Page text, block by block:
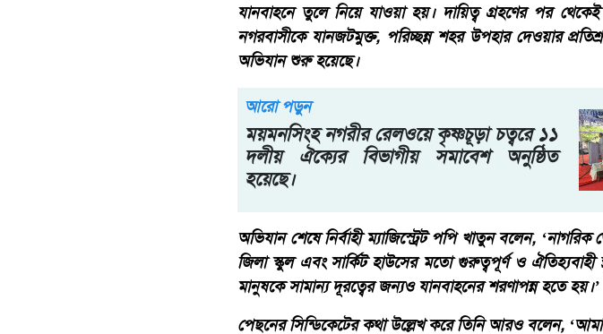
যানবাহনে তুলে নিয়ে যাওয়া হয়। দায়িত্ব গ্রহণের পর
নগরবাসীকে যানজটমুক্ত, পরিচ্ছন্ন শহর উপহার দেওয়ার
অভিযান শুরু হয়েছে।
আরো পড়ুন
ময়মনসিংহ নগরীর রেলওয়ে কৃষ্ণচূড়া চত্বরে ১১
দলীয় ঐক্যের বিভাগীয় সমাবেশ অনুষ্ঠিত
হয়েছে।
অভিযান শেষে নির্বাহী ম্যাজিস্ট্রেট পপি খাতুন বলেন,
জিলা স্কুল এবং সার্কিট হাউসের মতো গুরুত্বপূর্ণ ও
মানুষকে সামান্য দূরত্বের জন্যও যানবাহনের শরণাপন্ন হতে হয়।’
পেছনের সিন্ডিকেটের কথা উল্লেখ করে তিনি আরও বলেন,